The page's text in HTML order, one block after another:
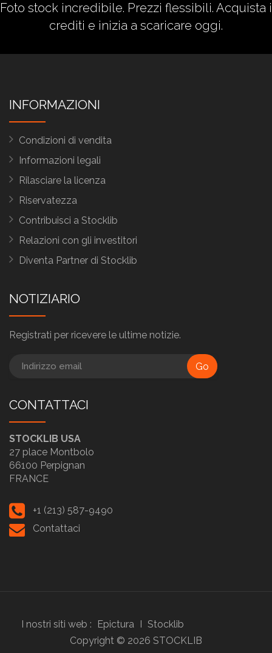
Foto stock incredibile. Prezzi flessibili. Acquista i
crediti e inizia a scaricare oggi.
INFORMAZIONI
Condizioni di vendita
Informazioni legali
Rilasciare la licenza
Riservatezza
Contribuisci a Stocklib
Relazioni con gli investitori
Diventa Partner di Stocklib
NOTIZIARIO
Registrati per ricevere le ultime notizie.
Go
CONTATTACI
STOCKLIB USA
27 place Montbolo
66100 Perpignan
FRANCE
+1 (213) 587-9490
Contattaci
I nostri siti web : Epictura I Stocklib
Copyright © 2026 STOCKLIB